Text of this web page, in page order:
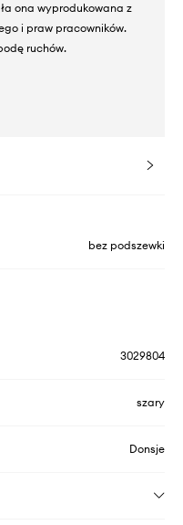
ona wyprodukowana z
i praw pracowników.
ruchów.
bez podszewki
3029804
szary
Donsje